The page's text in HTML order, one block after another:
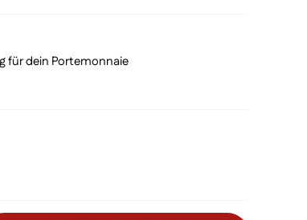
für dein Portemonnaie